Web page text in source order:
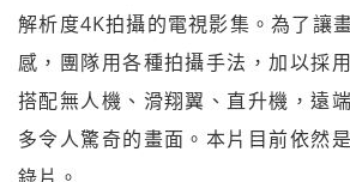
解析度4K拍攝的電視影集。為了讓
感，團隊用各種拍攝手法，加以採
搭配無人機、滑翔翼、直升機，遠
多令人驚奇的畫面。本片目前依然